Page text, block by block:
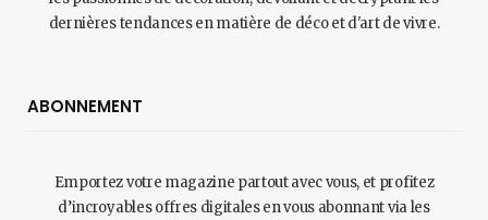
dernières tendances en matière de déco et d'art de vivre.
ABONNEMENT
Emportez votre magazine partout avec vous, et profitez
d’incroyables offres digitales en vous abonnant via les